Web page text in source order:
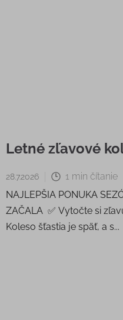
Letné zľavové
28.7.2026
1 min čítanie
NAJLEPŠIA PONUKA
ZAČALA ✅ Vytočte si
Koleso šťastia je späť, a s...